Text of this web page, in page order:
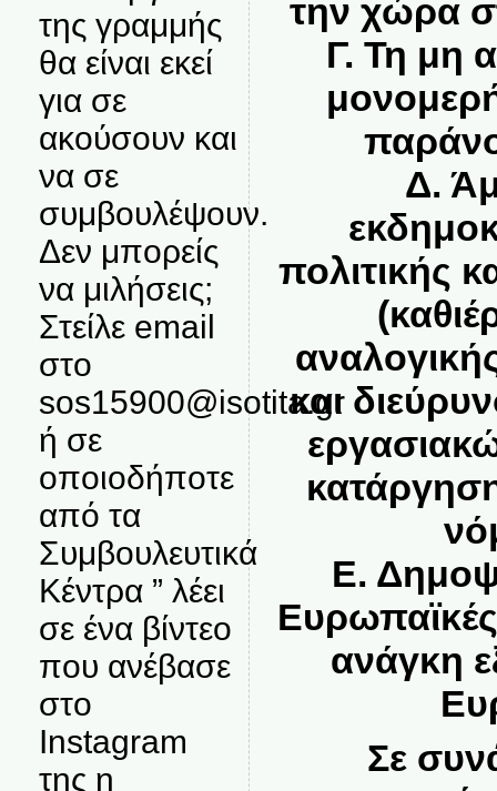
της γραμμής
θα είναι εκεί
για σε
ακούσουν και
να σε
συμβουλέψουν.
Δεν μπορείς
να μιλήσεις;
Στείλε email
στο
sos15900@isotita.gr
ή σε
οποιοδήποτε
από τα
Συμβουλευτικά
Κέντρα ” λέει
σε ένα βίντεο
που ανέβασε
στο
Instagram
της η
την χώρα
Γ. Τη μη
Δ.
πολιτικής
και
Ε.
ανάγκη
Σε